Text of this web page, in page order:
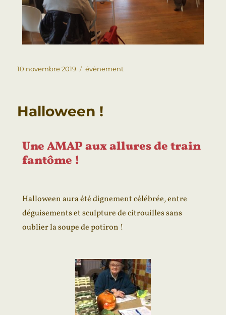
10 novembre 2019 évènement
Halloween !
Une AMAP aux allures de train
fantôme !
Halloween aura été dignement célébrée, entre
déguisements et sculpture de citrouilles sans
oublier la soupe de potiron !